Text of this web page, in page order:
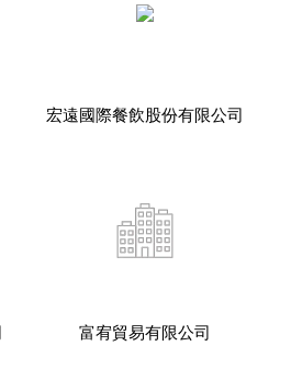
宏遠國際餐飲股份有限公司
富宥貿易有限公司